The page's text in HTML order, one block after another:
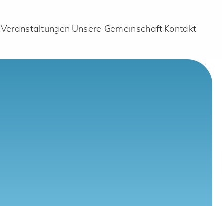
Veranstaltungen Unsere Gemeinschaft Kontakt